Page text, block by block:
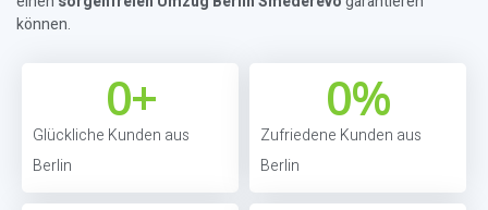
können.
Glückliche Kunden aus
Berlin
0+
Zufriedene Kunden aus
Berlin
0%